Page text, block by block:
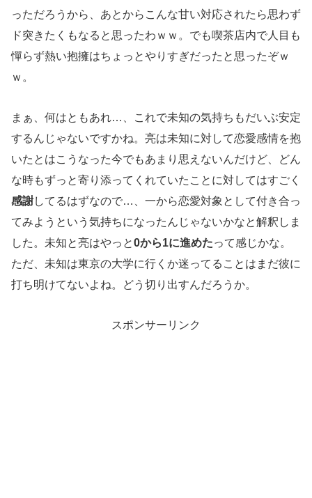
っただろうから、あとからこんな甘い対応されたら思わず
ド突きたくもなると思ったわｗｗ。でも喫茶店内で人目も
憚らず熱い抱擁はちょっとやりすぎだったと思ったぞｗ
ｗ。
まぁ、何はともあれ…、これで未知の気持ちもだいぶ安定
するんじゃないですかね。亮は未知に対して恋愛感情を抱
いたとはこうなった今でもあまり思えないんだけど、どん
な時もずっと寄り添ってくれていたことに対してはすごく
感謝してるはずなので…、一から恋愛対象として付き合っ
てみようという気持ちになったんじゃないかなと解釈しま
した。未知と亮はやっと0から1に進めたって感じかな。
ただ、未知は東京の大学に行くか迷ってることはまだ彼に
打ち明けてないよね。どう切り出すんだろうか。
スポンサーリンク